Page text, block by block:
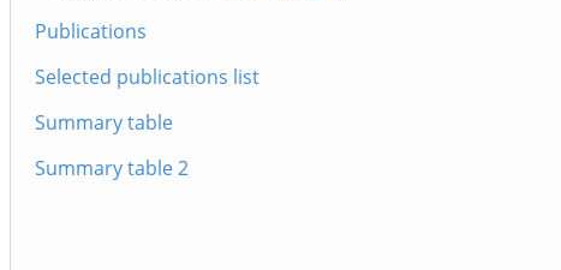
Publications
Selected publications list
Summary table
Summary table 2